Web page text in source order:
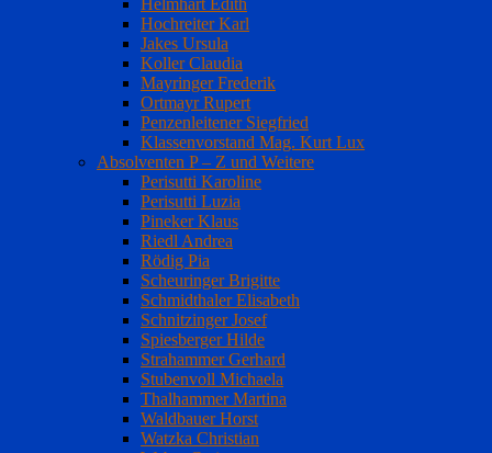
Hochreiter Karl
Jakes Ursula
Koller Claudia
Mayringer Frederik
Ortmayr Rupert
Penzenleitener Siegfried
Klassenvorstand Mag. Kurt Lux
Absolventen P – Z und Weitere
Perisutti Karoline
Perisutti Luzia
Pineker Klaus
Riedl Andrea
Rödig Pia
Scheuringer Brigitte
Schmidthaler Elisabeth
Schnitzinger Josef
Spiesberger Hilde
Strahammer Gerhard
Stubenvoll Michaela
Thalhammer Martina
Waldbauer Horst
Watzka Christian